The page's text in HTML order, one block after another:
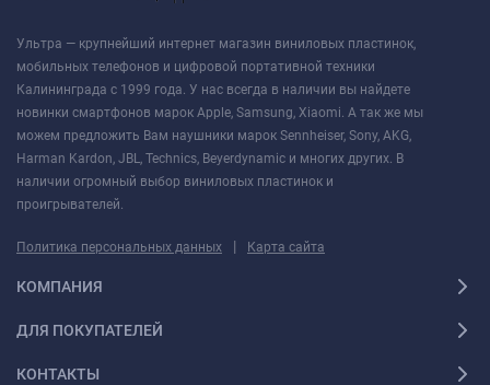
Ультра — крупнейший интернет магазин виниловых пластинок,
мобильных телефонов и цифровой портативной техники
Калининграда с 1999 года. У нас всегда в наличии вы найдете
новинки смартфонов марок Apple, Samsung, Xiaomi. А так же мы
можем предложить Вам наушники марок Sennheiser, Sony, AKG,
Harman Kardon, JBL, Technics, Beyerdynamic и многих других. В
наличии огромный выбор виниловых пластинок и
проигрывателей.
Политика персональных данных | Карта сайта
КОМПАНИЯ
ДЛЯ ПОКУПАТЕЛЕЙ
КОНТАКТЫ